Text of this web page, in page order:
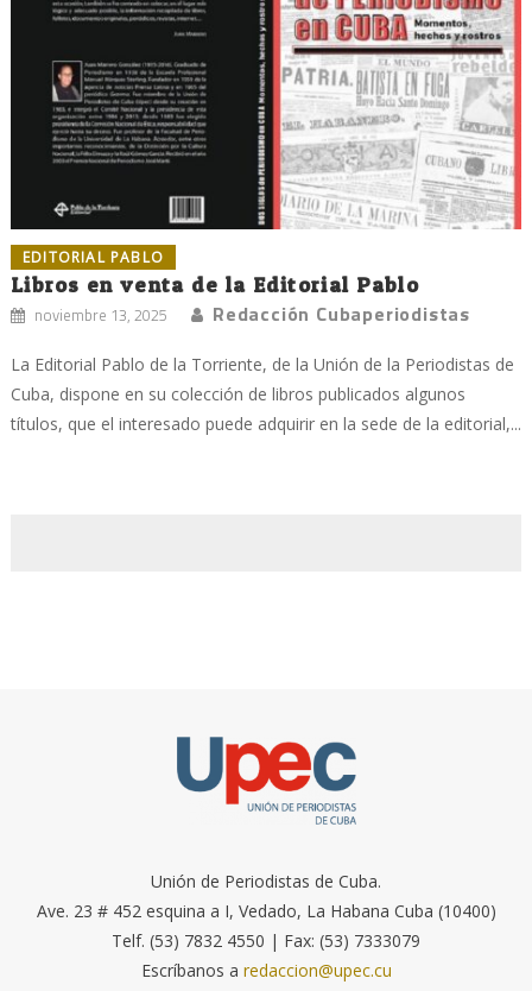
EDITORIAL PABLO
Libros en venta de la Editorial Pablo
noviembre 13, 2025 Redacción Cubaperiodistas
La Editorial Pablo de la Torriente, de la Unión de la Periodistas de
Cuba, dispone en su colección de libros publicados algunos
títulos, que el interesado puede adquirir en la sede de la editorial,...
Unión de Periodistas de Cuba.
Ave. 23 # 452 esquina a I, Vedado, La Habana Cuba (10400)
Telf. (53) 7832 4550 | Fax: (53) 7333079
Escríbanos a redaccion@upec.cu